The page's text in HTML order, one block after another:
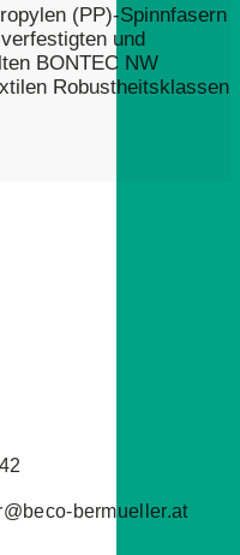
(PP)-Spinnfasern
und
BONTEC NW
Robustheitsklassen
bermueller.at